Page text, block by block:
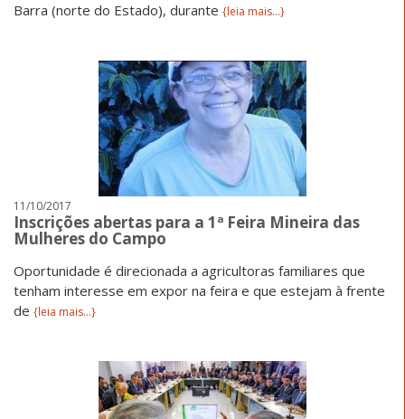
Barra (norte do Estado), durante {leia mais...}
11/10/2017
Inscrições abertas para a 1ª Feira Mineira das
Mulheres do Campo
Oportunidade é direcionada a agricultoras familiares que
tenham interesse em expor na feira e que estejam à frente
de {leia mais...}